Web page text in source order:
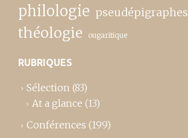
philologie pseudépigraphes
théologie ougaritique
RUBRIQUES
Sélection (83)
At a glance (13)
Conférences (199)